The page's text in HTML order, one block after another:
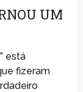
UM
está
fizeram